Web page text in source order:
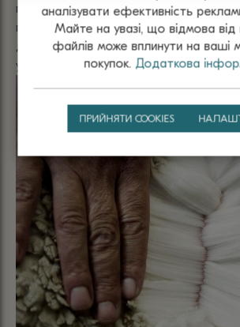
гладкий. Ніжний, теплий, легкий одяг
підходить людям з чутливою шкірою і
дітям. Вироби з мериносової вовни є
універсальними, теплими та
аналізувати ефективність
Майте на увазі, що відмова від
файлів може вплинути на ваші
покупок. Додаткова
ПРИЙНЯТИ COOKIES